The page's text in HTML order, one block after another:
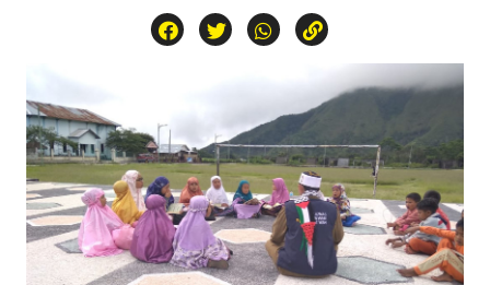
Kuliner
Wisata
Eduaksi
Info
Terkini